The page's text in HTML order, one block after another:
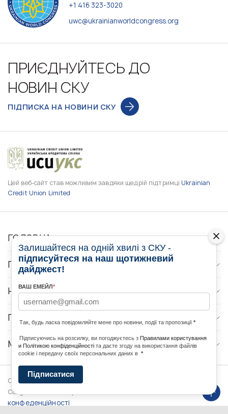
+1 416 323-3020
uwc@ukrainianworldcongress.org
ПРИЄДНУЙТЕСЬ ДО
НОВИН СКУ
ПІДПИСКА НА НОВИНИ СКУ
Цей веб-сайт став можливим завдяки щедрій підтримці Ukrainian
Credit Union Limited
ГОЛОВНА
ПРО НАС
НОВИНИ
ПРОГРАМИ
МЕДІА КОНТАКТИ
Copyright © 2026 Ukrainian World
Congress. Powered by
конфеденційності
Залишайтеся на одній хвилі з СКУ -
підписуйтеся на наш щотижневий
дайджест!
ВАШ ЕМЕЙЛ*
Так, будь ласка повідомляйте мене про новини, події та пропозиції *
Підписуючись на розсилку, ви погоджуєтесь з Правилами користування
и Політикою конфіденційності та даєте згоду на використання файлів
cookie і передачу своїх персональних даних в *
Підписатися